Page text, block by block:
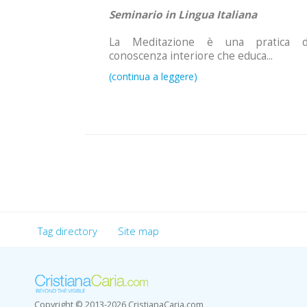
Seminario in Lingua Italiana
La Meditazione è una pratica
conoscenza interiore che educa...
Tag directory Site map
Copyright © 2013-2026 CristianaCaria.com